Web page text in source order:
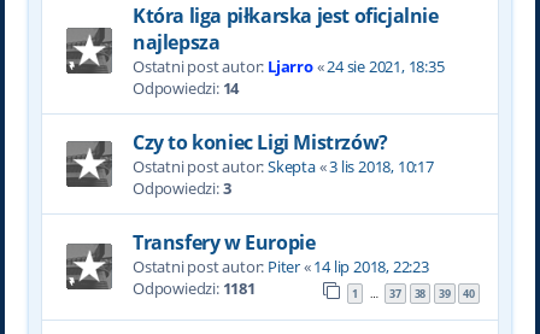
Która liga piłkarska jest oficjalnie
najlepsza
Ostatni post autor: Ljarro«24 sie 2021, 18:35
Odpowiedzi: 14
Czy to koniec Ligi Mistrzów?
Ostatni post autor:Skepta«3 lis 2018, 10:17
Odpowiedzi:3
Transfery w Europie
Ostatni post autor: Piter«14 lip 2018, 22:23
Odpowiedzi: 1181 1 … 37 38 39 40